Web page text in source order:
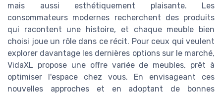
mais aussi esthétiquement plaisante. Les
consommateurs modernes recherchent des produits
qui racontent une histoire, et chaque meuble bien
choisi joue un rôle dans ce récit. Pour ceux qui veulent
explorer davantage les dernières options sur le marché,
VidaXL propose une offre variée de meubles, prêt à
optimiser l'espace chez vous. En envisageant ces
nouvelles approches et en adoptant de bonnes